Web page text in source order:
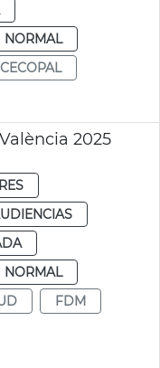
NORMAL
CECOPAL
2025
NORMAL
FDM